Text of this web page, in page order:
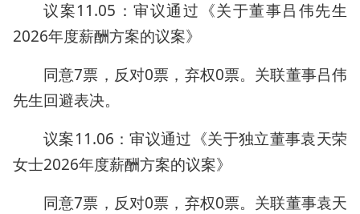
议案11.05：审议通过《关于董事吕伟先生
2026年度薪酬方案的议案》
同意7票，反对0票，弃权0票。关联董事吕伟
先生回避表决。
议案11.06：审议通过《关于独立董事袁天荣
女士2026年度薪酬方案的议案》
同意7票，反对0票，弃权0票。关联董事袁天